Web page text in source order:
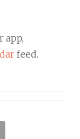
app,
feed.